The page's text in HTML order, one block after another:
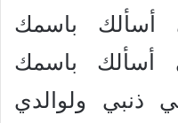
أسألك باسمك
أسألك باسمك
ذنبي ولوالدي